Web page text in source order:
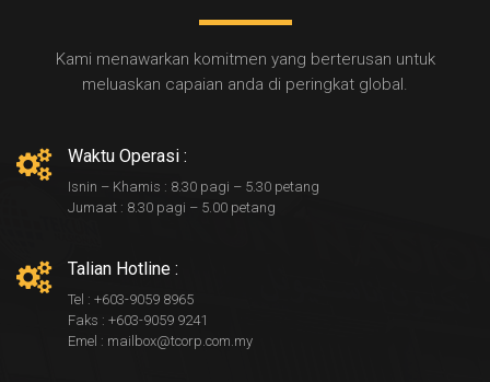
Kami menawarkan komitmen yang berterusan untuk
meluaskan capaian anda di peringkat global.
Waktu Operasi :
Isnin – Khamis : 8.30 pagi – 5.30 petang
Jumaat : 8.30 pagi – 5.00 petang
Talian Hotline :
Tel : +603-9059 8965
Faks : +603-9059 9241
Emel : mailbox@tcorp.com.my